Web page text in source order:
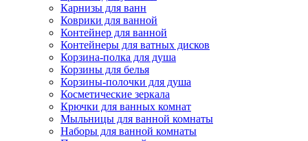
Карнизы для ванн
Коврики для ванной
Контейнер для ванной
Контейнеры для ватных дисков
Корзина-полка для душа
Корзины для белья
Корзины-полочки для душа
Косметические зеркала
Крючки для ванных комнат
Мыльницы для ванной комнаты
Наборы для ванной комнаты